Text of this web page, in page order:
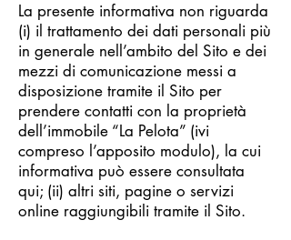
La presente informativa non riguarda
(i) il trattamento dei dati personali più
in generale nell’ambito del Sito e dei
mezzi di comunicazione messi a
disposizione tramite il Sito per
prendere contatti con la proprietà
dell’immobile “La Pelota” (ivi
compreso l’apposito modulo), la cui
informativa può essere consultata
qui; (ii) altri siti, pagine o servizi
online raggiungibili tramite il Sito.